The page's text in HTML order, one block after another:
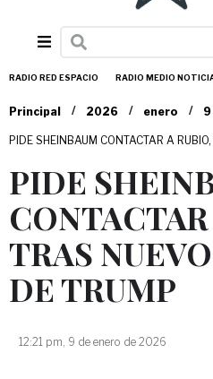
RADIO RED ESPACIO RADIO MEDIO
Principal / 2026 / enero / 9
PIDE SHEINBAUM CONTACTAR A
PIDE
TRAS
DE TRUMP
12:21 pm, 9 de enero de 2026